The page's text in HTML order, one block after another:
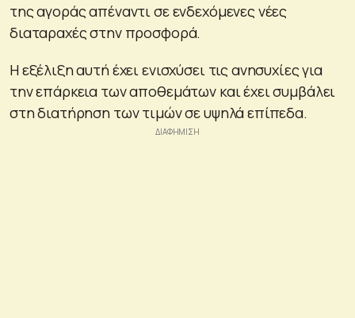
της αγοράς απέναντι σε ενδεχόμενες νέες
διαταραχές στην προσφορά.
Η εξέλιξη αυτή έχει ενισχύσει τις ανησυχίες για
την επάρκεια των αποθεμάτων και έχει συμβάλει
στη διατήρηση των τιμών σε υψηλά επίπεδα.